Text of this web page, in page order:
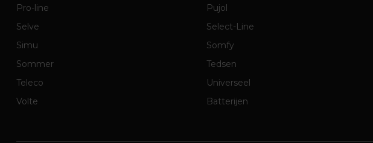
Pro-line
Pujol
Selve
Select-Line
Simu
Somfy
Sommer
Tedsen
Teleco
Universeel
Volte
Batterijen